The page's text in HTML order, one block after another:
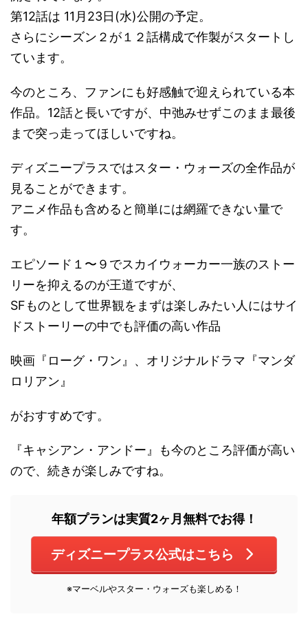
第12話は 11月23日(水)公開の予定。
さらにシーズン２が１２話構成で作製がスタートし
ています。
今のところ、ファンにも好感触で迎えられている本
作品。12話と長いですが、中弛みせずこのまま最後
まで突っ走ってほしいですね。
ディズニープラスではスター・ウォーズの全作品が
見ることができます。
アニメ作品も含めると簡単には網羅できない量で
す。
エピソード１〜９でスカイウォーカー一族のストー
リーを抑えるのが王道ですが、
SFものとして世界観をまずは楽しみたい人にはサイ
ドストーリーの中でも評価の高い作品
映画『ローグ・ワン』、オリジナルドラマ『マンダ
ロリアン』
がおすすめです。
『キャシアン・アンドー』も今のところ評価が高い
ので、続きが楽しみですね。
年額プランは実質2ヶ月無料でお得！
ディズニープラス公式はこちら
※マーベルやスター・ウォーズも楽しめる！